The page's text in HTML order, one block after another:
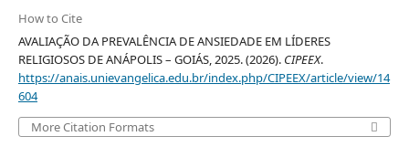
How to Cite
AVALIAÇÃO DA PREVALÊNCIA DE ANSIEDADE EM LÍDERES
RELIGIOSOS DE ANÁPOLIS – GOIÁS, 2025. (2026). CIPEEX.
https://anais.unievangelica.edu.br/index.php/CIPEEX/article/view/14
604
More Citation Formats